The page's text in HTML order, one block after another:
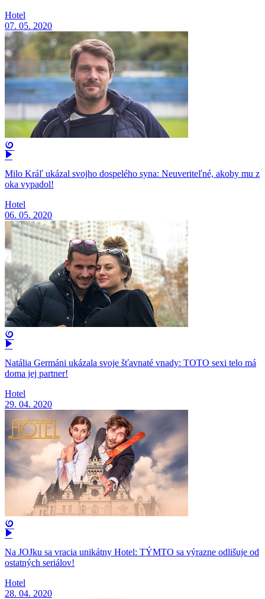
Hotel
07. 05. 2020
Milo Kráľ ukázal svojho dospelého syna: Neuveriteľné, akoby mu z
oka vypadol!
Hotel
06. 05. 2020
Natália Germáni ukázala svoje šťavnaté vnady: TOTO sexi telo má
doma jej partner!
Hotel
29. 04. 2020
Na JOJku sa vracia unikátny Hotel: TÝMTO sa výrazne odlišuje od
ostatných seriálov!
Hotel
28. 04. 2020